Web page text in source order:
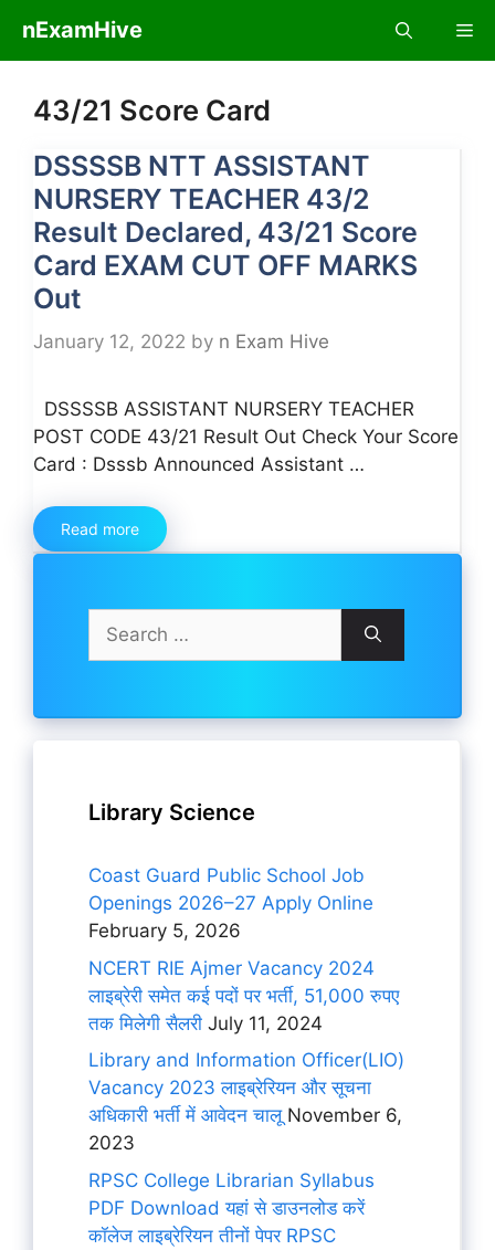
content
nExamHive
43/21 Score Card
DSSSSB NTT ASSISTANT
NURSERY TEACHER 43/2
Result Declared, 43/21 Score
Card EXAM CUT OFF MARKS
Out
January 12, 2022 by n Exam Hive
DSSSSB ASSISTANT NURSERY TEACHER
POST CODE 43/21 Result Out Check Your Score
Card : Dsssb Announced Assistant …
Read more
Search
for:
Library Science
Coast Guard Public School Job
Openings 2026–27 Apply Online
February 5, 2026
NCERT RIE Ajmer Vacancy 2024
लाइब्रेरी समेत कई पदों पर भर्ती, 51,000 रुपए
तक मिलेगी सैलरी July 11, 2024
Library and Information Officer(LIO)
Vacancy 2023 लाइब्रेरियन और सूचना
अधिकारी भर्ती में आवेदन चालूNovember 6,
2023
RPSC College Librarian Syllabus
PDF Download यहां से डाउनलोड करें
कॉलेज लाइब्रेरियन तीनों पेपर RPSC